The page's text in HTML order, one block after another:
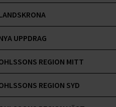
UPPDRAG
REGION MITT
REGION SYD